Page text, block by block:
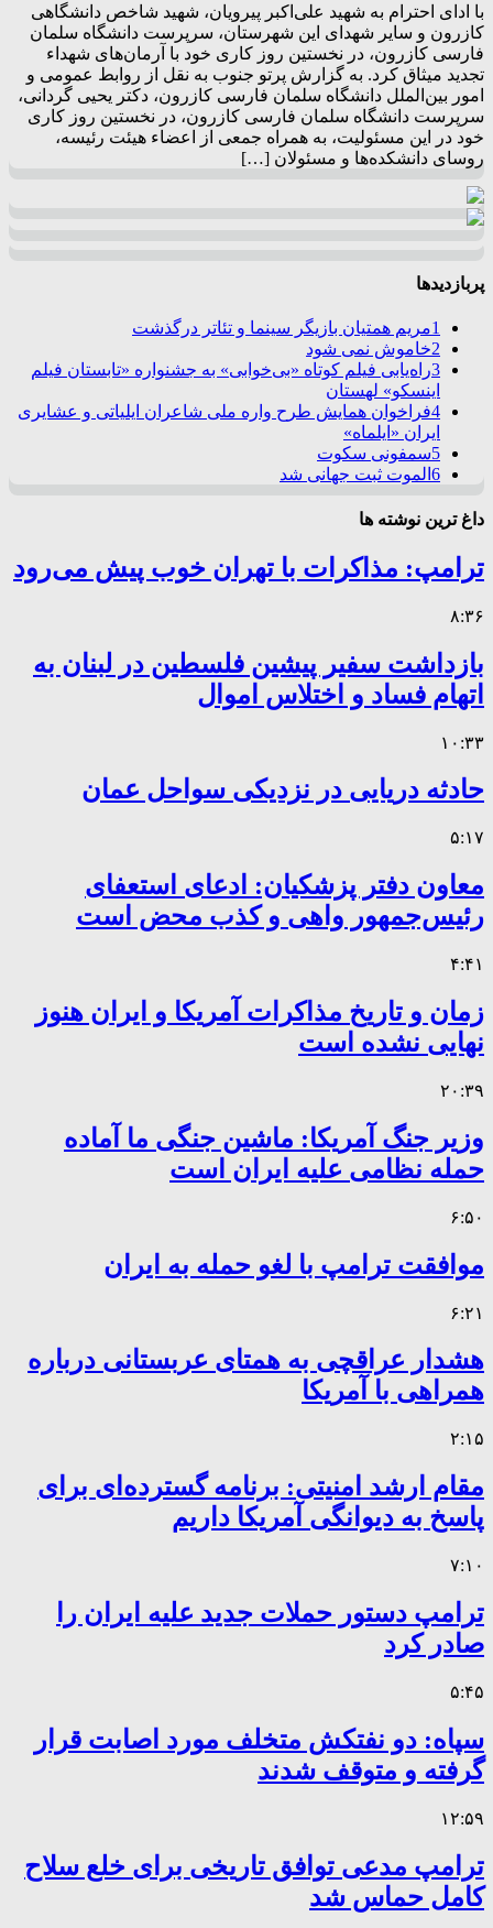
با ادای احترام به شهید علی‌اکبر پیرویان، شهید شاخص دانشگاهی
کازرون و سایر شهدای این شهرستان، سرپرست دانشگاه سلمان
فارسی کازرون، در نخستین روز کاری خود با آرمان‌های شهداء
تجدید میثاق کرد. به گزارش پرتو جنوب به نقل از روابط عمومی و
امور بین‌الملل دانشگاه سلمان فارسی کازرون، دکتر یحیی گردانی،
سرپرست دانشگاه سلمان فارسی کازرون، در نخستین روز کاری
خود در این مسئولیت، به همراه جمعی از اعضاء هیئت رئیسه،
روسای دانشکده‌ها و مسئولان […]
پربازدیدها
1مریم همتیان بازیگر سینما و تئاتر درگذشت
2خاموش نمی شود
3راه‌یابی فیلم کوتاه «بی‌خوابی» به جشنواره «تابستان فیلم
اینسکو» لهستان
4فراخوان همایش طرح واره ملی شاعران ایلیاتی و عشایری
ایران «ایلماه»
5سمفونی سکوت
6 الموت ثبت جهانی شد
داغ ترین نوشته ها
ترامپ: مذاکرات با تهران خوب پیش می‌رود
۸:۳۶
بازداشت سفیر پیشین فلسطین در لبنان به
اتهام فساد و اختلاس اموال
۱۰:۳۳
حادثه دریایی در نزدیکی سواحل عمان
۵:۱۷
معاون دفتر پزشکیان: ادعای استعفای
رئیس‌جمهور واهی و کذب محض است
۴:۴۱
زمان و تاریخ مذاکرات آمریکا و ایران هنوز
نهایی نشده است
۲۰:۳۹
وزیر جنگ آمریکا: ماشین جنگی ما آماده
حمله نظامی علیه ایران است
۶:۵۰
موافقت ترامپ با لغو حمله به ایران
۶:۲۱
هشدار عراقچی به همتای عربستانی درباره
همراهی با آمریکا
۲:۱۵
مقام ارشد امنیتی: برنامه گسترده‌ای برای
پاسخ به دیوانگی آمریکا داریم
۷:۱۰
ترامپ دستور حملات جدید علیه ایران را
صادر کرد
۵:۴۵
سپاه: دو نفتکش متخلف مورد اصابت قرار
گرفته و متوقف شدند
۱۲:۵۹
ترامپ مدعی توافق تاریخی برای خلع سلاح
کامل حماس شد